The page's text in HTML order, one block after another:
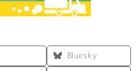
Bluesky